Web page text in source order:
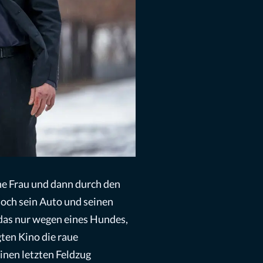
Frau und dann durch den
sein Auto und seinen
nur wegen eines Hundes,
Kino die raue
letzten Feldzug